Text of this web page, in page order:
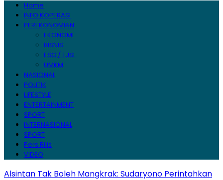
Home
INFO KOPERASI
PEREKONOMIAN
EKONOMI
BISNIS
ESG / TJSL
UMKM
NASIONAL
POLITIK
LIFESTYLE
ENTERTAINMENT
SPORT
INTERNASIONAL
SPORT
Pers Rilis
VIDEO
Alsintan Tak Boleh Mangkrak: Sudaryono Perintahkan